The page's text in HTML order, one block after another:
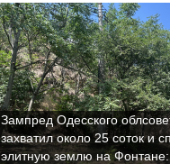
Зампред Одесского
захватил около 25 соток и
элитную землю на Фонтане: